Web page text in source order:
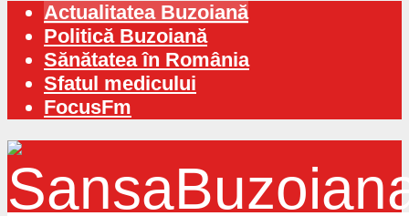
Actualitatea Buzoiană
Politică Buzoiană
Sănătatea în România
Sfatul medicului
FocusFm